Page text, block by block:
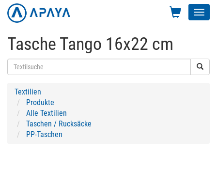
Tasche Tango 16x22 cm
Textilien
Produkte
Alle Textilien
Taschen / Rucksäcke
PP-Taschen